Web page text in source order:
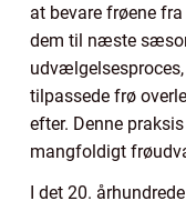
at bevare frøene
dem til næste
tilpassede frø
efter. Denne
mangfoldigt
I det 20.